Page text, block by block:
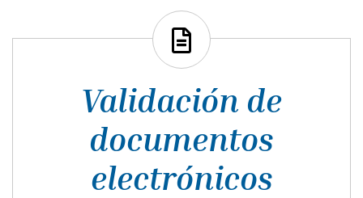
Validación de
documentos
electrónicos